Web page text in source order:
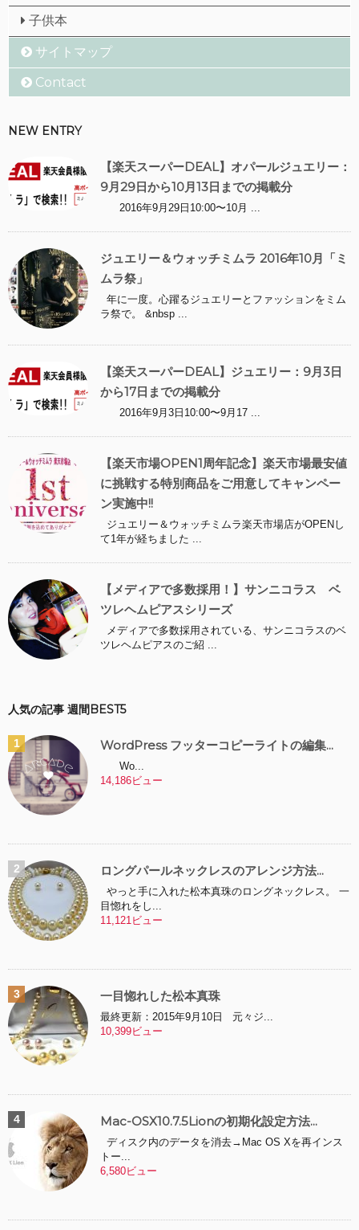
子供本
サイトマップ
Contact
NEW ENTRY
【楽天スーパーDEAL】オパールジュエリー：
9月29日から10月13日までの掲載分
2016年9月29日10:00〜10月 ...
ジュエリー＆ウォッチミムラ 2016年10月「ミ
ムラ祭」
年に一度。心躍るジュエリーとファッションをミム
ラ祭で。 &nbsp ...
【楽天スーパーDEAL】ジュエリー：9月3日
から17日までの掲載分
2016年9月3日10:00〜9月17 ...
【楽天市場OPEN1周年記念】楽天市場最安値
に挑戦する特別商品をご用意してキャンペー
ン実施中!!
ジュエリー＆ウォッチミムラ楽天市場店がOPENし
て1年が経ちました ...
【メディアで多数採用！】サンニコラス ベ
ツレヘムピアスシリーズ
メディアで多数採用されている、サンニコラスのベ
ツレヘムピアスのご紹 ...
人気の記事 週間BEST5
WordPress フッターコピーライトの編集...
Wo...
14,186ビュー
ロングパールネックレスのアレンジ方法...
やっと手に入れた松本真珠のロングネックレス。 一
目惚れをし...
11,121ビュー
一目惚れした松本真珠
最終更新：2015年9月10日 元々ジ...
10,399ビュー
Mac-OSX10.7.5Lionの初期化設定方法...
ディスク内のデータを消去→Mac OS Xを再インス
トー...
6,580ビュー